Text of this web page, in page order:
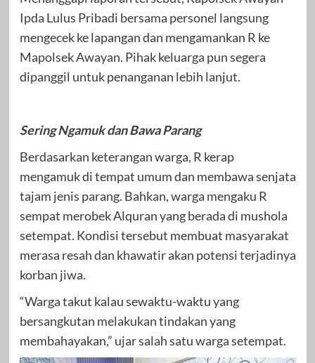
Ipda Lulus Pribadi bersama personel langsung
mengecek ke lapangan dan mengamankan R ke
Mapolsek Awayan. Pihak keluarga pun segera
dipanggil untuk penanganan lebih lanjut.
Sering Ngamuk dan Bawa Parang
Berdasarkan keterangan warga, R kerap
mengamuk di tempat umum dan membawa senjata
tajam jenis parang. Bahkan, warga mengaku R
sempat merobek Alquran yang berada di mushola
setempat. Kondisi tersebut membuat masyarakat
merasa resah dan khawatir akan potensi terjadinya
korban jiwa.
“Warga takut kalau sewaktu-waktu yang
bersangkutan melakukan tindakan yang
membahayakan,” ujar salah satu warga setempat.